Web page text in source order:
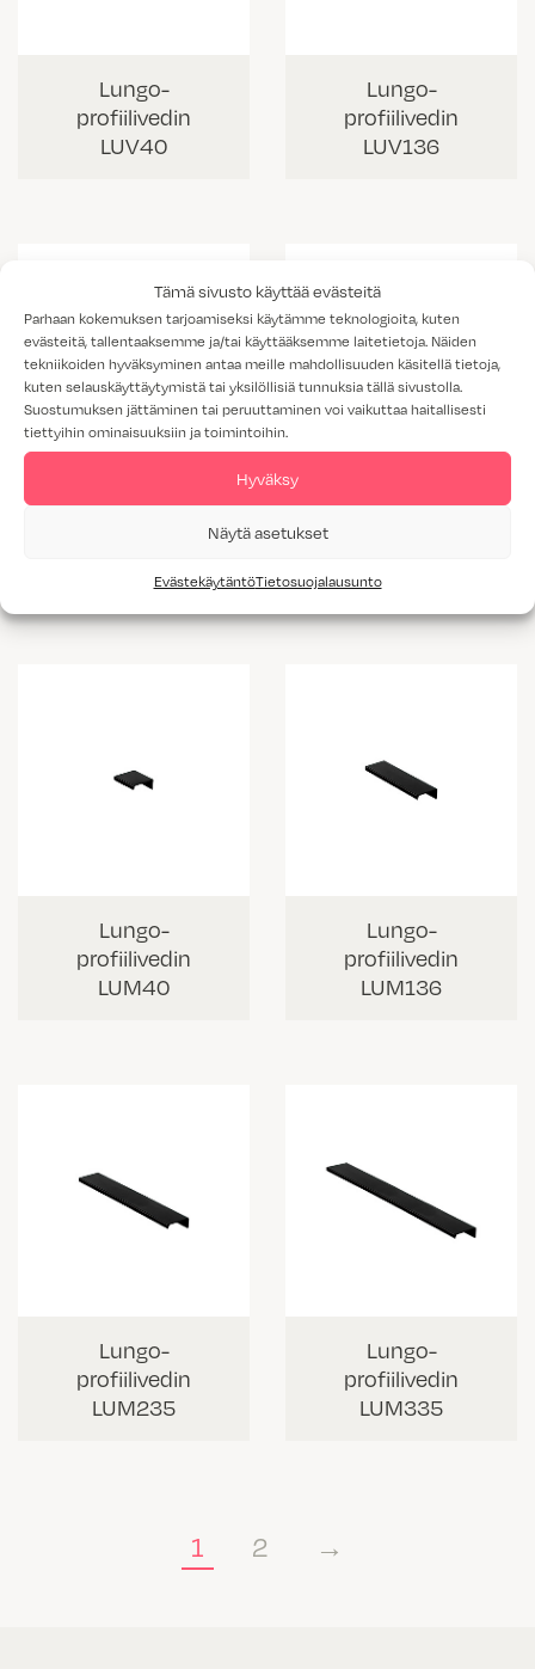
Tämä sivusto käyttää evästeitä
Parhaan kokemuksen tarjoamiseksi käytämme teknologioita, kuten
evästeitä, tallentaaksemme ja/tai käyttääksemme laitetietoja. Näiden
tekniikoiden hyväksyminen antaa meille mahdollisuuden käsitellä tietoja,
kuten selauskäyttäytymistä tai yksilöllisiä tunnuksia tällä sivustolla.
Suostumuksen jättäminen tai peruuttaminen voi vaikuttaa haitallisesti
tiettyihin ominaisuuksiin ja toimintoihin.
Hyväksy
Näytä asetukset
EvästekäytäntöTietosuojalausunto
Lungo-
profiilivedin
LUV40
Lungo-
profiilivedin
LUV136
Lungo-
Lungo-
Lungo-
profiilivedin
LUM40
Lungo-
profiilivedin
LUM136
Lungo-
profiilivedin
LUM235
Lungo-
profiilivedin
LUM335
1 2 →